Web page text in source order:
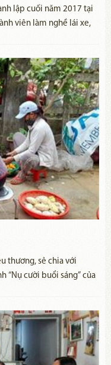
lập cuối năm 2017 tại
viên làm nghề lái xe,
thương, sẻ chia với
“Nụ cười buổi sáng” của